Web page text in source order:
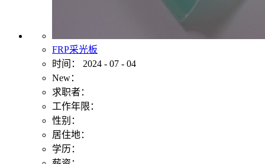
FRP采光板
时间：
2024 - 07 - 04
New：
求职者：
工作年限：
性别：
居住地：
学历：